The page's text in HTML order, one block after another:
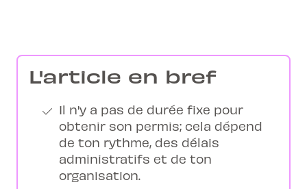
L'article en bref
Il n'y a pas de durée fixe pour
obtenir son permis; cela dépend
de ton rythme, des délais
administratifs et de ton
organisation.